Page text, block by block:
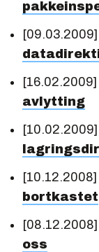
[09.03.2009]
[16.02.2009]
avlytting
[10.02.2009]
[10.12.2008]
bortkastet
[08.12.2008]
oss